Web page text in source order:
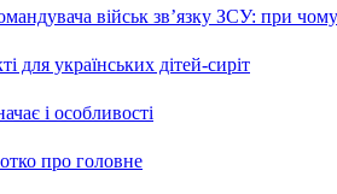
військ зв’язку ЗСУ: при
для українських дітей-сиріт
і особливості
про головне